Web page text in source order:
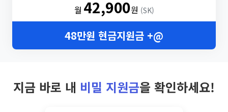
월 42,900원 (SK)
48만원 현금지원금 +@
지금 바로 내 비밀 지원금을 확인하세요!